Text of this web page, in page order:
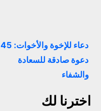
دعاء للإخوة والأخوات: 45
دعوة صادقة للسعادة
والشفاء
اخترنا لك